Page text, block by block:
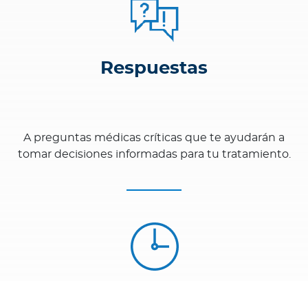
Respuestas
A preguntas médicas críticas que te ayudarán a
tomar decisiones informadas para tu tratamiento.